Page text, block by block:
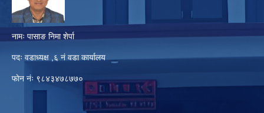
नामः पासाङ निमा शेर्पा
पदः वडाध्यक्ष ,६ नं वडा कार्यालय
फाेन नंः ९८४३४७८७७०